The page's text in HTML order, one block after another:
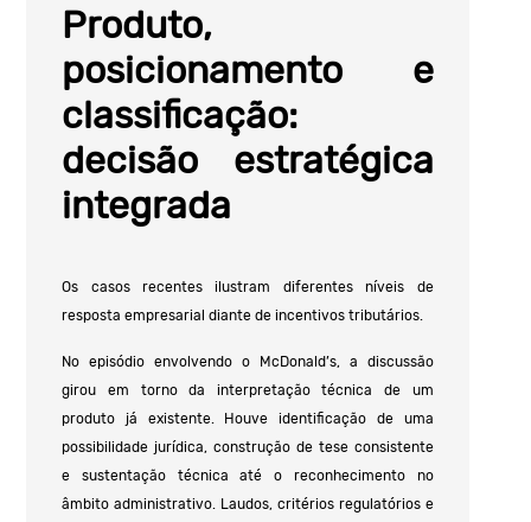
Produto,
posicionamento e
classificação:
decisão estratégica
integrada
Os casos recentes ilustram diferentes níveis de
resposta empresarial diante de incentivos tributários.
No episódio envolvendo o McDonald’s, a discussão
girou em torno da interpretação técnica de um
produto já existente. Houve identificação de uma
possibilidade jurídica, construção de tese consistente
e sustentação técnica até o reconhecimento no
âmbito administrativo. Laudos, critérios regulatórios e